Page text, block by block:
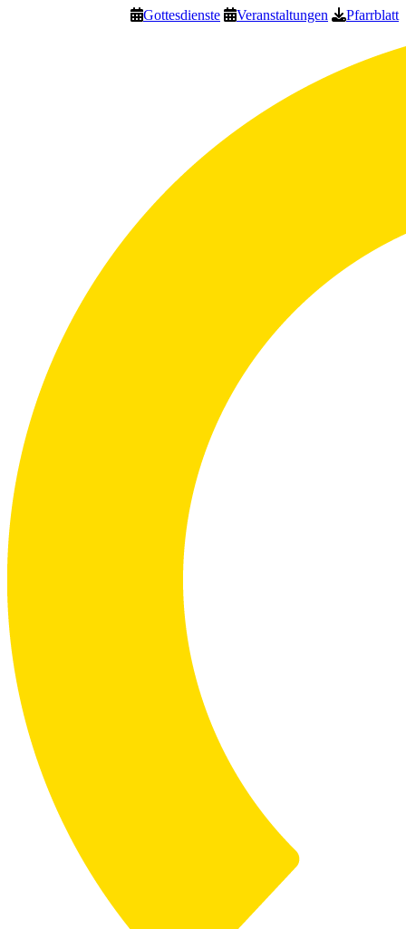
Gottesdienste Veranstaltungen Pfarrblatt